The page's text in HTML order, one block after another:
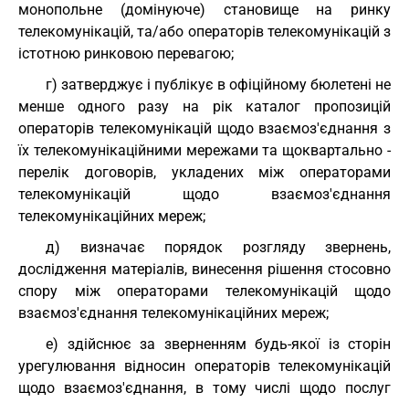
монопольне (домінуюче) становище на ринку
телекомунікацій, та/або операторів телекомунікацій з
істотною ринковою перевагою;
г) затверджує і публікує в офіційному бюлетені не
менше одного разу на рік каталог пропозицій
операторів телекомунікацій щодо взаємоз'єднання з
їх телекомунікаційними мережами та щоквартально -
перелік договорів, укладених між операторами
телекомунікацій щодо взаємоз'єднання
телекомунікаційних мереж;
д) визначає порядок розгляду звернень,
дослідження матеріалів, винесення рішення стосовно
спору між операторами телекомунікацій щодо
взаємоз'єднання телекомунікаційних мереж;
е) здійснює за зверненням будь-якої із сторін
урегулювання відносин операторів телекомунікацій
щодо взаємоз'єднання, в тому числі щодо послуг